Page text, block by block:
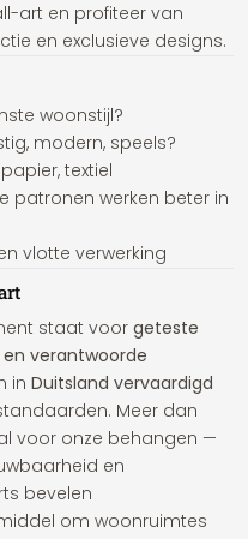
art en profiteer van
en exclusieve designs.
woonstijl?
modern, speels?
textiel
patronen werken beter in
vlotte verwerking
staat voor geteste
verantwoorde
in Duitsland vervaardigd
Meer dan
voor onze behangen —
en
bevelen
om woonruimtes